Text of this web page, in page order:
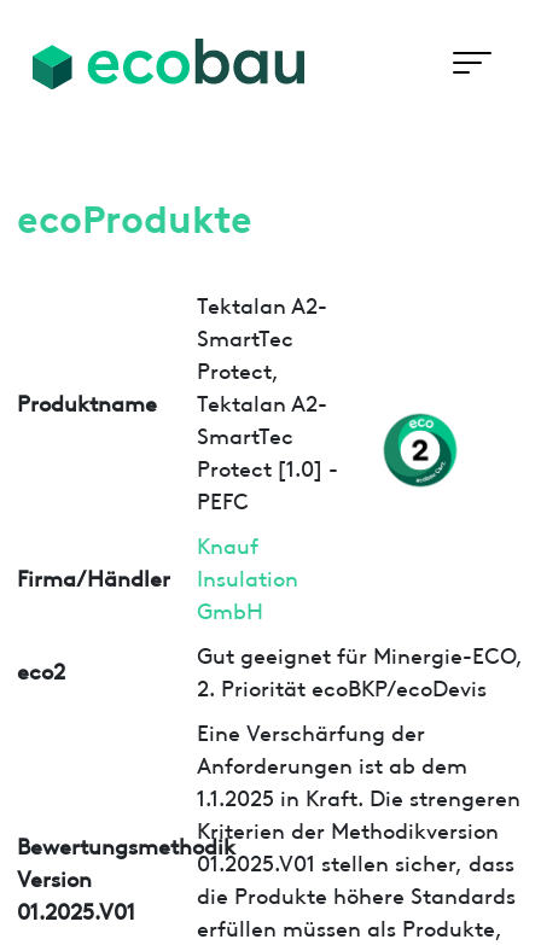
ecoProdukte
Produktname
Tektalan A2-
SmartTec
Protect,
Tektalan A2-
SmartTec
Protect [1.0] -
PEFC
Firma/Händler
Knauf
Insulation
GmbH
eco2
Gut geeignet für Minergie-ECO,
2. Priorität ecoBKP/ecoDevis
Bewertungsmethodik
Version
01.2025.V01
Eine Verschärfung der
Anforderungen ist ab dem
1.1.2025 in Kraft. Die strengeren
Kriterien der Methodikversion
01.2025.V01 stellen sicher, dass
die Produkte höhere Standards
erfüllen müssen als Produkte,